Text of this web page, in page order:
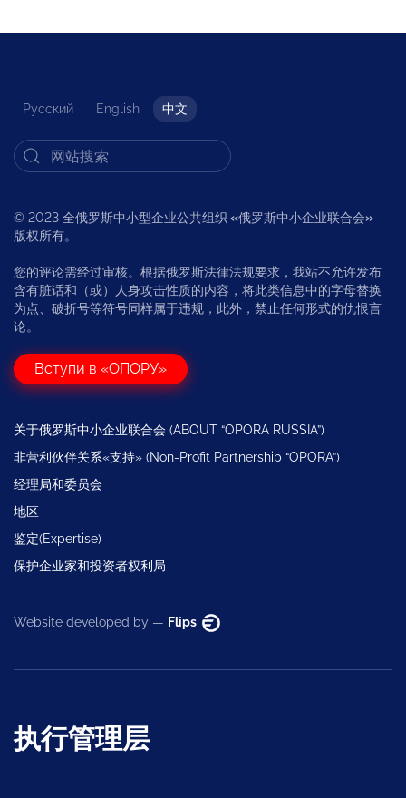
Русский English 中文
© 2023 全俄罗斯中小型企业公共组织 «俄罗斯中小企业联合会»
版权所有。
您的评论需经过审核。根据俄罗斯法律法规要求，我站不允许发布
含有脏话和（或）人身攻击性质的内容，将此类信息中的字母替换
为点、破折号等符号同样属于违规，此外，禁止任何形式的仇恨言
论。
Вступи в «ОПОРУ»
关于俄罗斯中小企业联合会 (ABOUT “OPORA RUSSIA”)
非营利伙伴关系«支持» (Non-Profit Partnership “OPORA”)
经理局和委员会
地区
鉴定(Expertise)
保护企业家和投资者权利局
Website developed by — Flips
执行管理层